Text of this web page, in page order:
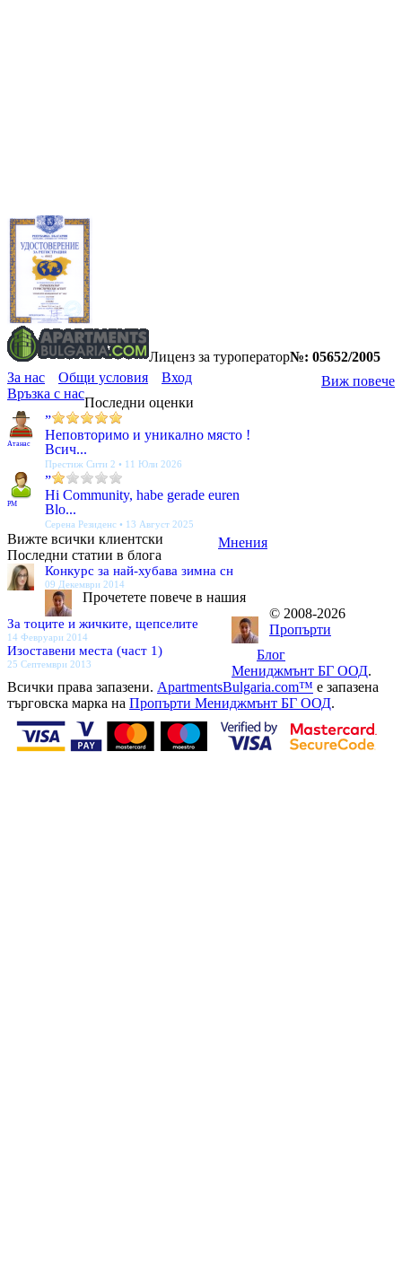
Лиценз за туроператор№: 05652/2005
Виж повече
За нас Общи условия
Вход
Връзка с нас
Последни оценки
Атанас
”
Неповторимо и уникално място !
Всич...
Престиж Сити 2 • 11 Юли 2026
PM
”
Hi Community, habe gerade euren
Blo...
Серена Резиденс • 13 Август 2025
Мнения
Вижте всички клиентски
Последни статии в блога
Конкурс за най-хубава зимна сн
09 Декември 2014
За тоците и жичките, щепселите
14 Февруари 2014
Изоставени места (част 1)
25 Септември 2013
Блог
Прочетете повече в нашия
© 2008-2026
Пропърти
Мениджмънт БГ ООД.
Всички права запазени. ApartmentsBulgaria.com™ е запазена
търговска марка на Пропърти Мениджмънт БГ ООД.